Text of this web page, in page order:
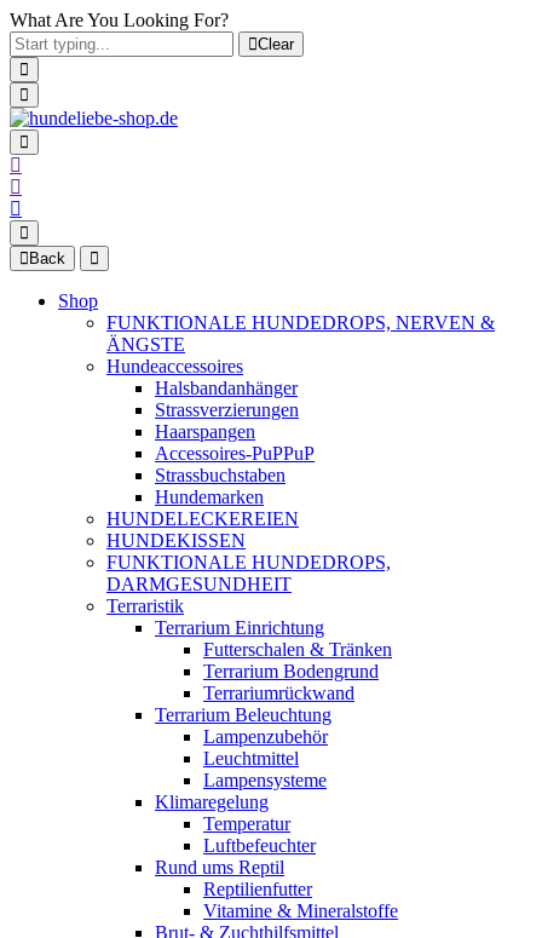
What Are You Looking For?
Clear
Back
Shop
FUNKTIONALE HUNDEDROPS, NERVEN &
ÄNGSTE
Hundeaccessoires
Halsbandanhänger
Strassverzierungen
Haarspangen
Accessoires-PuPPuP
Strassbuchstaben
Hundemarken
HUNDELECKEREIEN
HUNDEKISSEN
FUNKTIONALE HUNDEDROPS,
DARMGESUNDHEIT
Terraristik
Terrarium Einrichtung
Futterschalen & Tränken
Terrarium Bodengrund
Terrariumrückwand
Terrarium Beleuchtung
Lampenzubehör
Leuchtmittel
Lampensysteme
Klimaregelung
Temperatur
Luftbefeuchter
Rund ums Reptil
Reptilienfutter
Vitamine & Mineralstoffe
Brut- & Zuchthilfsmittel